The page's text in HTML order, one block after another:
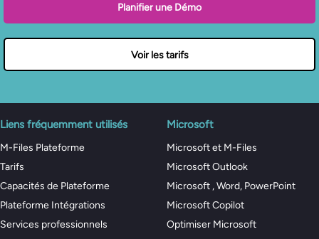
Planifier une Démo
Voir les tarifs
Liens fréquemment utilisés
M-Files Plateforme
Tarifs
Capacités de Plateforme
Plateforme Intégrations
Services professionnels
Microsoft
Microsoft et M-Files
Microsoft Outlook
Microsoft , Word, PowerPoint
Microsoft Copilot
Optimiser Microsoft